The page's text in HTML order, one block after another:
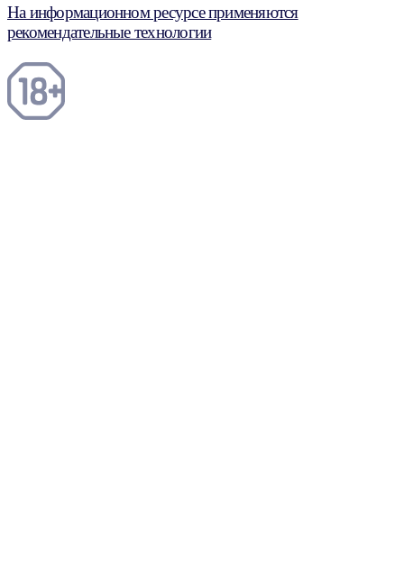
На информационном ресурсе применяются
рекомендательные технологии